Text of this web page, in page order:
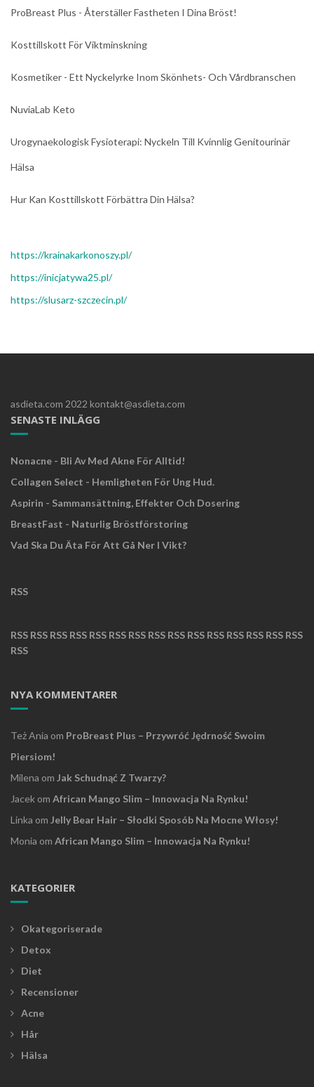
ProBreast Plus - Återställer Fastheten I Dina Bröst!
Kosttillskott För Viktminskning
Kosmetiker - Ett Nyckelyrke Inom Skönhets- Och Vårdbranschen
NuviaLab Keto
Urogynaekologisk Fysioterapi: Nyckeln Till Kvinnlig Genitourinär
Hälsa
Hur Kan Kosttillskott Förbättra Din Hälsa?
https://krainakarkonoszy.pl/
https://inicjatywa25.pl/
https://slusarz-szczecin.pl/
asdieta.com 2022 kontakt@asdieta.com
SENASTE INLÄGG
Nonacne - Bli Av Med Akne För Alltid!
Collagen Select - Hemligheten För Ung Hud.
Aspirin - Sammansättning, Effekter Och Dosering
BreastFast - Naturlig Bröstförstoring
Vad Ska Du Äta För Att Gå Ner I Vikt?
RSS
RSS RSS RSS RSS RSS RSS RSS RSS RSS RSS RSS RSS RSS RSS RSS
RSS
NYA KOMMENTARER
Też Ania om ProBreast Plus – Przywróć Jędrność Swoim
Piersiom!
Milena om Jak Schudnąć Z Twarzy?
Jacek om African Mango Slim – Innowacja Na Rynku!
Linka om Jelly Bear Hair – Słodki Sposób Na Mocne Włosy!
Monia om African Mango Slim – Innowacja Na Rynku!
KATEGORIER
Okategoriserade
Detox
Diet
Recensioner
Acne
Hår
Hälsa